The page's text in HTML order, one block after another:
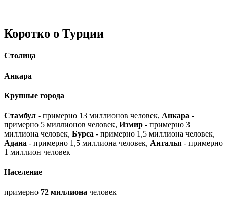
Коротко о Турции
Столица
Анкара
Крупные города
Стамбул - примерно 13 миллионов человек, Анкара -
примерно 5 миллионов человек, Измир - примерно 3
миллиона человек, Бурса - примерно 1,5 миллиона человек,
Адана - примерно 1,5 миллиона человек, Анталья - примерно
1 миллион человек
Население
примерно 72 миллиона человек